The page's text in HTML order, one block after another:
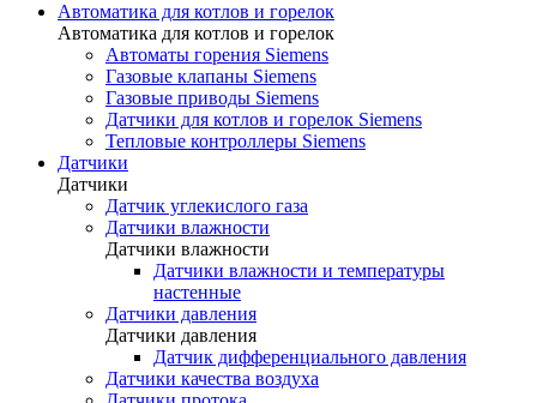
Автоматика для котлов и горелок
Автоматика для котлов и горелок
Автоматы горения Siemens
Газовые клапаны Siemens
Газовые приводы Siemens
Датчики для котлов и горелок Siemens
Тепловые контроллеры Siemens
Датчики
Датчики
Датчик углекислого газа
Датчики влажности
Датчики влажности
Датчики влажности и температуры
настенные
Датчики давления
Датчики давления
Датчик дифференциального давления
Датчики качества воздуха